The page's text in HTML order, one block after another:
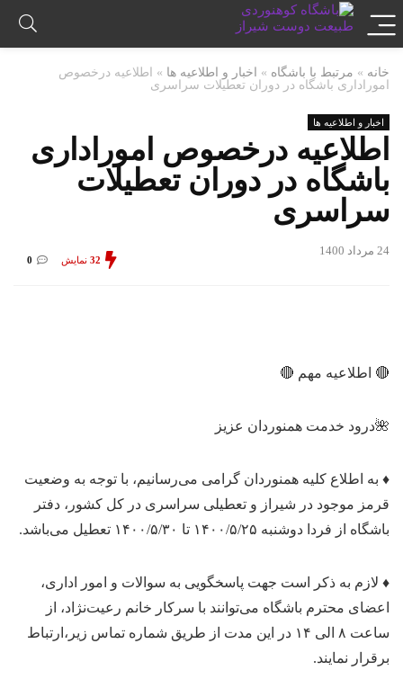
خانه » مرتبط با باشگاه » اخبار و اطلاعیه ها »
اطلاعیه درخصوص
اموراداری باشگاه در دوران تعطیلات سراسری
اخبار و اطلاعیه ها
اطلاعیه درخصوص اموراداری
باشگاه در دوران تعطیلات
سراسری
24 مرداد 1400
32 نمایش 0
🔴 اطلاعیه مهم 🔴
🌺درود خدمت همنوردان عزیز
♦️ به اطلاع کلیه همنوردان گرامی می‌رسانیم، با توجه به وضعیت
قرمز موجود در شیراز و تعطیلی سراسری در کل کشور، دفتر
باشگاه از فردا دوشنبه ۱۴۰۰/۵/۲۵ تا ۱۴۰۰/۵/۳۰ تعطیل می‌باشد.
♦️ لازم به ذکر است جهت پاسخگویی به سوالات و امور اداری،
‌اعضای محترم باشگاه می‌توانند با سرکار خانم رعیت‌نژاد، از
ساعت ۸ الی ۱۴ در این مدت از طریق شماره تماس زیر،ارتباط
برقرار نمایند.